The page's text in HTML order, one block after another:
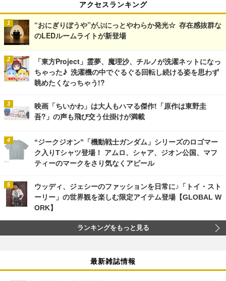
アクセスランキング
“おにぎりぼうや”がぷにっとやわらか発光☆ 存在感抜群な
のLEDルームライトが新登場
「東方Project」霊夢、魔理沙、チルノが洗濯ネットになっ
ちゃった♪ 洗濯機の中でぐるぐる回転し続ける姿を思わず
眺めたくなっちゃう!?
映画「ちいかわ」は大人もハマる傑作!「原作は東野圭
吾?」の声も飛び交う仕掛けが満載
“ジークジオン”「機動戦士ガンダム」シリーズのロゴマー
ク入りTシャツ登場！ アムロ、シャア、ジオン公国、マフ
ティーのマークをさり気なくアピール
ウッディ、ジェシーのファッションを日常に♪「トイ・スト
ーリー」の世界観を楽しむ限定アイテム登場【GLOBAL W
ORK】
ランキングをもっと見る
最新雑誌情報